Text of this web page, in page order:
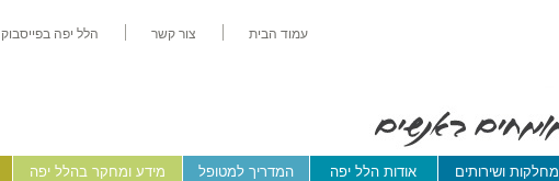
עמוד הבית צור קשר הלל יפה בפייסבוק
מחלקות ושירותים אודות הלל יפה המדריך למטופל מידע ומחקר בהלל יפה